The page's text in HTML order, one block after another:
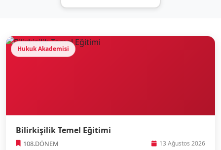
Hukuk Akademisi
Bilirkişilik Temel Eğitimi
108.DÖNEM 13 Ağustos 2026